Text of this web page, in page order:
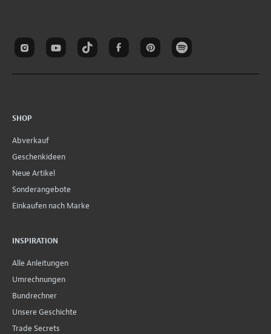
SHOP
Abverkauf
Geschenkideen
Neue Artikel
Sonderangebote
Einkaufen nach Marke
INSPIRATION
Alle Anleitungen
Umrechnungen
Bundrechner
Unsere Geschichte
Trade Secrets